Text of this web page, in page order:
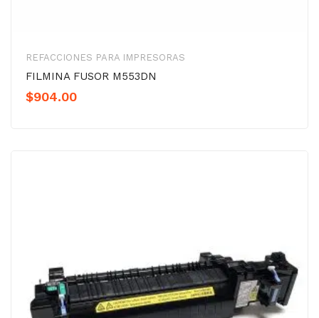
REFACCIONES PARA IMPRESORAS
FILMINA FUSOR M553DN
$904.00